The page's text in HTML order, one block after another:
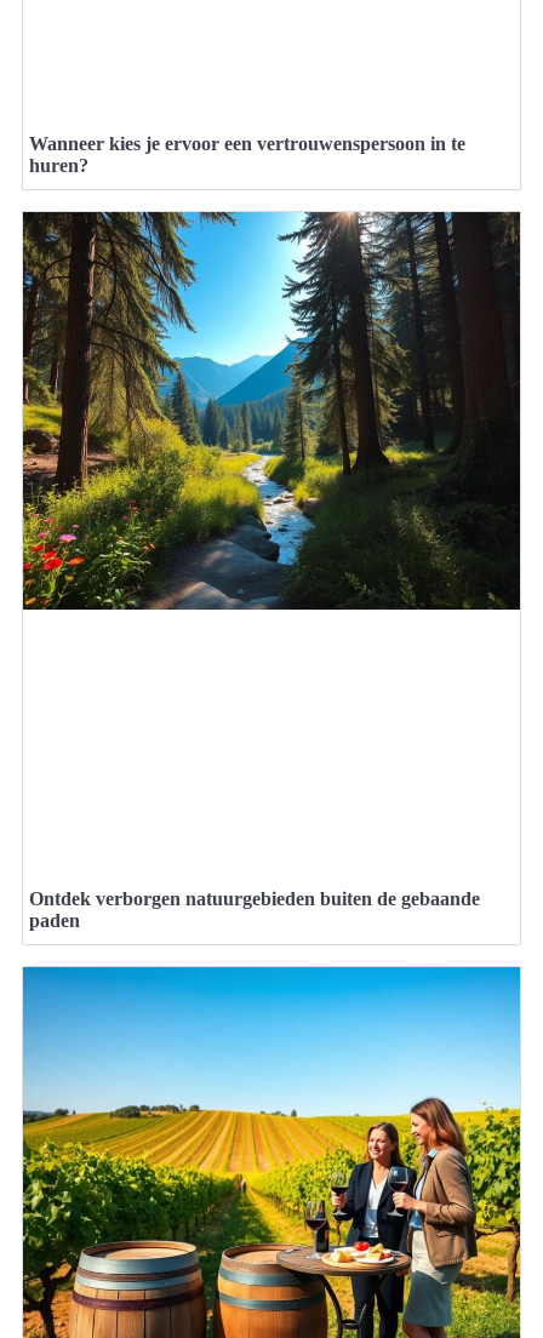
Wanneer kies je ervoor een vertrouwenspersoon in te
huren?
Ontdek verborgen natuurgebieden buiten de gebaande
paden